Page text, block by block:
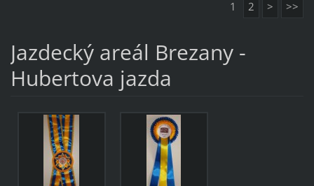
1 2 > >>
Jazdecký areál Brezany -
Hubertova jazda